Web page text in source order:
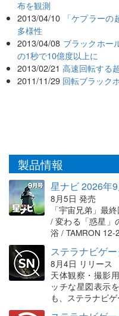
布を観測
2013/04/10
「ケプラー
多様性
2013/04/08 ブラックホー
の1秒で10億度以上に
2013/02/21 高速回転する
2011/11/29 回転ブラック
製品情報
星ナビ 2026年
8月5日 発売
「宇宙兄弟」最
/ 変わる「惑星」
浴 / TAMRON
ステラナビゲ
8月4日 リリース
天体観察・撮影
ッチな星図表示
も、ステラナビゲ